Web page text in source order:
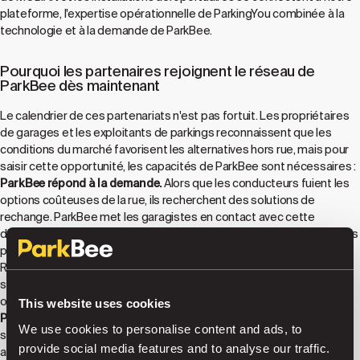
This website uses cookies
We use cookies to personalise content and ads, to
provide social media features and to analyse our traffic.
plateforme, l'expertise opérationnelle de ParkingYou combinée à la
technologie et à la demande de ParkBee.
Pourquoi les partenaires rejoignent le réseau de
ParkBee dès maintenant
Le calendrier de ces partenariats n'est pas fortuit. Les propriétaires
de garages et les exploitants de parkings reconnaissent que les
conditions du marché favorisent les alternatives hors rue, mais pour
saisir cette opportunité, les capacités de ParkBee sont nécessaires :
ParkBee répond à la demande.Alors que les conducteurs fuient les
options coûteuses de la rue, ils recherchent des solutions de
rechange. ParkBee met les garagistes en contact avec cette
demande croissante grâce à notre vaste réseau d'applications, à des
partenariats entre plateformes et à une base d'utilisateurs directe.
Rejoindre ParkBee, c'est accéder à des millions de conducteurs
soucieux des coûts qui recherchent activement de meilleures
options de stationnement.
ParkBee fournit la technologie.
s'attendent à des expériences fluides : réservations via des
applications, accès automatique, tarification transparente et